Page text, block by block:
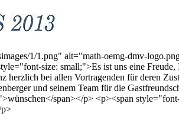
1/1.png" alt="math-oemg-dmv-
size: small;">Es ist uns eine Freude,
herzlich bei allen Vortragenden für deren
und seinem Team für die
span></p> <p><span